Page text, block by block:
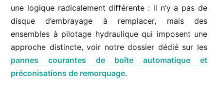
une logique radicalement différente : il n’y a pas de
disque d’embrayage à remplacer, mais des
ensembles à pilotage hydraulique qui imposent une
approche distincte, voir notre dossier dédié sur les
pannes courantes de boîte automatique et
préconisations de remorquage.